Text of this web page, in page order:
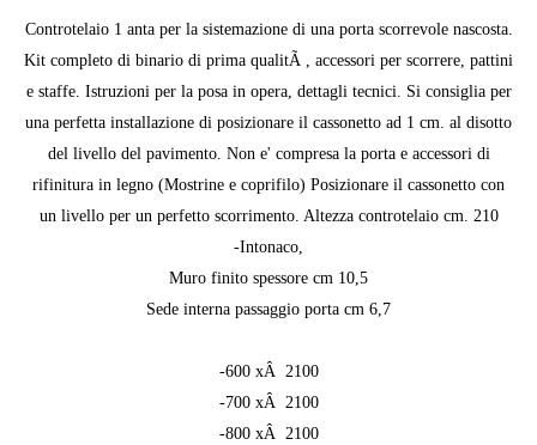
Controtelaio 1 anta per la sistemazione di una porta scorrevole nascosta.
Kit completo di binario di prima qualitÃ , accessori per scorrere, pattini
e staffe. Istruzioni per la posa in opera, dettagli tecnici. Si consiglia per
una perfetta installazione di posizionare il cassonetto ad 1 cm. al disotto
del livello del pavimento. Non e' compresa la porta e accessori di
rifinitura in legno (Mostrine e coprifilo) Posizionare il cassonetto con
un livello per un perfetto scorrimento. Altezza controtelaio cm. 210
-Intonaco,
Muro finito spessore cm 10,5
Sede interna passaggio porta cm 6,7
-600 xÂ 2100
-700 xÂ 2100
-800 xÂ 2100